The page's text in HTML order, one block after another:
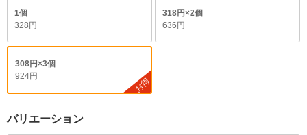
1個
328円
318円×2個
636円
308円×3個
924円
お得
バリエーション